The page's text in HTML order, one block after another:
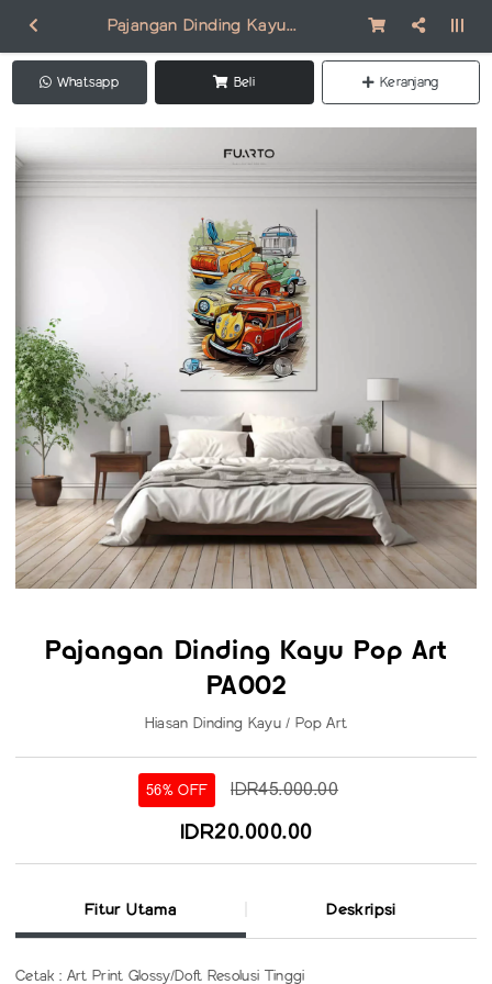
Pajangan Dinding Kayu Pop Art PA002
Whatsapp Beli Keranjang
Pajangan Dinding Kayu Pop Art
PA002
Hiasan Dinding Kayu / Pop Art
56% OFF IDR45.000.00
IDR20.000.00
Fitur Utama Deskripsi
Cetak : Art Print Glossy/Doft Resolusi Tinggi